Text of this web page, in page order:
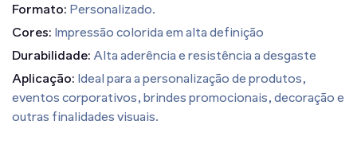
Formato: Personalizado.
Cores: Impressão colorida em alta definição
Durabilidade: Alta aderência e resistência a desgaste
Aplicação: Ideal para a personalização de produtos,
eventos corporativos, brindes promocionais, decoração e
outras finalidades visuais.